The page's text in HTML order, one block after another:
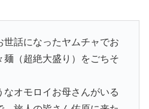
世話になったヤムチャでお
麺（超絶大盛り）をごちそ
なオモロイお母さんがいる